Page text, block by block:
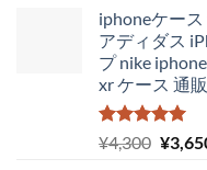
iphoneケー
アディダス
プ nike
xr ケース 通販
5段階中
5.00
の評価
¥4,300 元
¥